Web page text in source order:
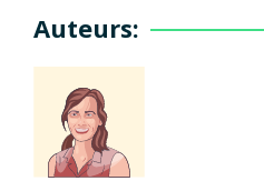
Auteurs: